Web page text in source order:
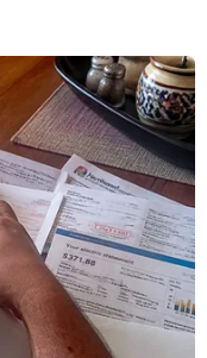
TT-BXD của Bộ
tập trung mới
xử lý nước
nước mưa để
chuyển nước
trừ trường
định.
nối hệ thống
cầu như: Đô